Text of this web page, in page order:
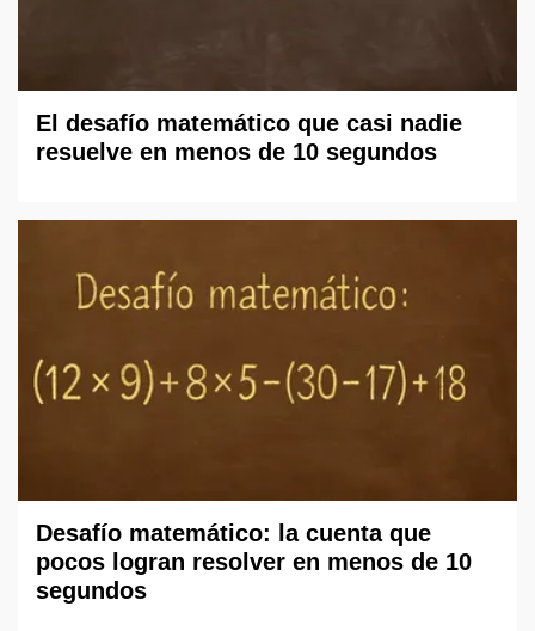
El desafío matemático que casi nadie
resuelve en menos de 10 segundos
Desafío matemático: la cuenta que
pocos logran resolver en menos de 10
segundos